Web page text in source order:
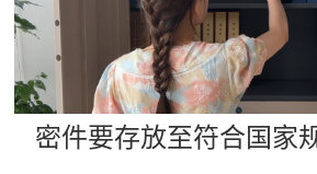
密件要存放至符合国家